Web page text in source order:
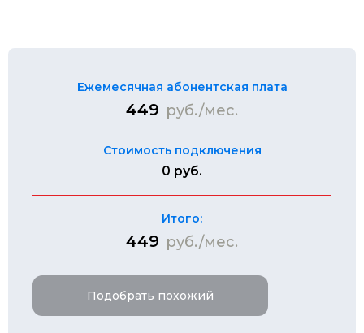
Ежемесячная абонентская плата
449 руб./мес.
Стоимость подключения
0 руб.
Итого:
449 руб./мес.
Подобрать похожий